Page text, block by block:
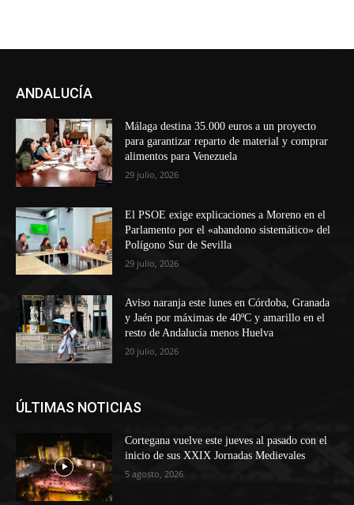
ANDALUCÍA
Málaga destina 35.000 euros a un proyecto
para garantizar reparto de material y comprar
alimentos para Venezuela
29 julio, 2026
El PSOE exige explicaciones a Moreno en el
Parlamento por el «abandono sistemático» del
Polígono Sur de Sevilla
29 julio, 2026
Aviso naranja este lunes en Córdoba, Granada
y Jaén por máximas de 40ºC y amarillo en el
resto de Andalucía menos Huelva
20 julio, 2026
ÚLTIMAS NOTICIAS
Cortegana vuelve este jueves al pasado con el
inicio de sus XXIX Jornadas Medievales
5 agosto, 2026